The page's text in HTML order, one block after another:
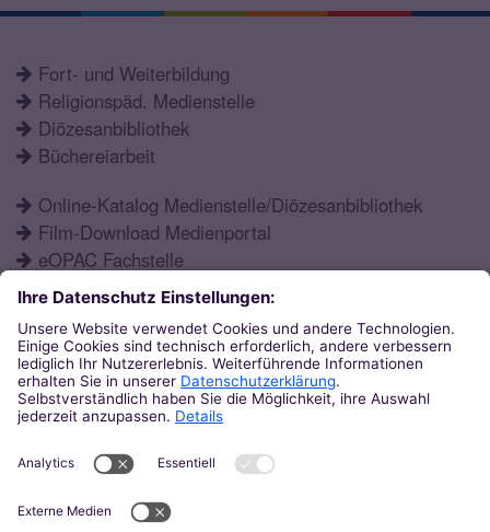
Fort- und Weiterbildung
Religionspäd. Medienstelle
Diözesanbibliothek
Büchereiarbeit
Online-Katalog Medienstelle/Diözesanbibliothek
Film-Download Medienportal
eOPAC Fachstelle
Fortbildungsprogramm
Schulformen
Öffnungszeiten
Aktuelles
52066Aachen